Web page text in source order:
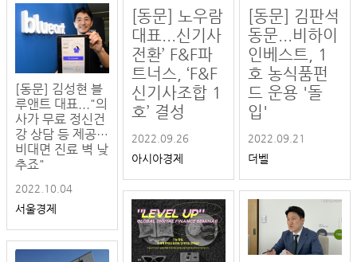
[동문] 김성현 블
루앤트 대표..."의
사가 무료 정신건
강 상담 등 제공…
비대면 진료 벽 낮
추죠"
2022.10.04
서울경제
[동문] 노우람
대표...신기사
전환’ F&F파
트너스, ‘F&F
신기사조합 1
호’ 결성
2022.09.26
아시아경제
[동문] 김판석
동문...비하이
인베스트, 1
호 농식품펀
드 운용 '돌
입'
2022.09.21
더벨